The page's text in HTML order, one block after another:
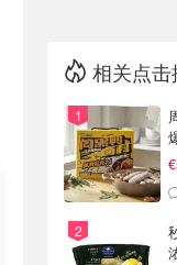
相关点